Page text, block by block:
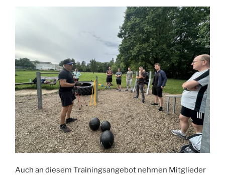
Auch an diesem Trainingsangebot nehmen Mitglieder